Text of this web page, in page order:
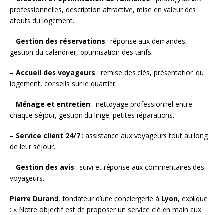
professionnelles, description attractive, mise en valeur des
atouts du logement.
– Gestion des réservations : réponse aux demandes,
gestion du calendrier, optimisation des tarifs.
– Accueil des voyageurs : remise des clés, présentation du
logement, conseils sur le quartier.
– Ménage et entretien : nettoyage professionnel entre
chaque séjour, gestion du linge, petites réparations.
– Service client 24/7 : assistance aux voyageurs tout au long
de leur séjour.
– Gestion des avis : suivi et réponse aux commentaires des
voyageurs.
Pierre Durand, fondateur d’une conciergerie à Lyon, explique
: « Notre objectif est de proposer un service clé en main aux